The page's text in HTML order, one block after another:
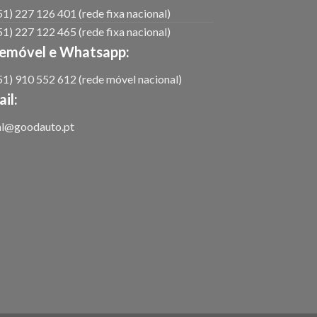
227 126 401 (rede fixa nacional)
227 122 465 (rede fixa nacional)
e Whatsapp:
910 552 612 (rede móvel nacional)